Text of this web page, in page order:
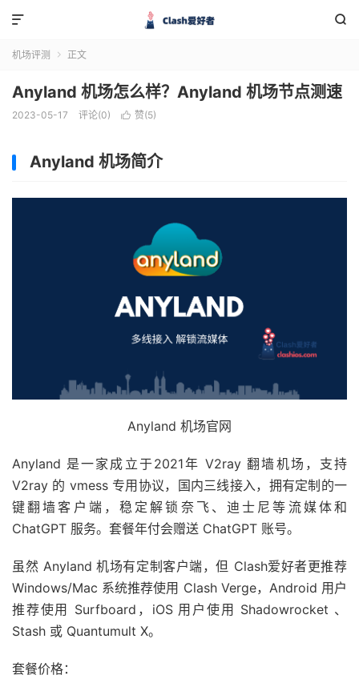


机场评测  正文
Anyland 机场怎么样？Anyland 机场节点测速
2023-05-17 评论(0)  赞(5)
Anyland 机场简介
Anyland 机场官网
Anyland 是一家成立于2021年 V2ray 翻墙机场，支持
V2ray 的 vmess 专用协议，国内三线接入，拥有定制的一
键翻墙客户端，稳定解锁奈飞、迪士尼等流媒体和
ChatGPT 服务。套餐年付会赠送 ChatGPT 账号。
虽然 Anyland 机场有定制客户端，但 Clash爱好者更推荐
Windows/Mac 系统推荐使用 Clash Verge，Android 用户
推荐使用 Surfboard，iOS 用户使用 Shadowrocket 、
Stash 或 Quantumult X。
套餐价格：